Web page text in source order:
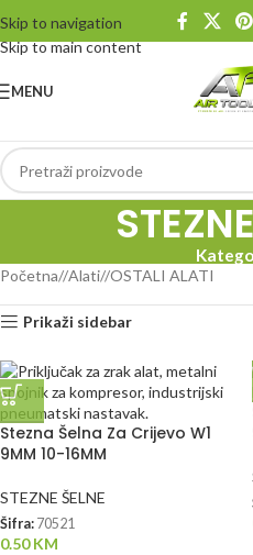
Skip to navigation
Skip to main content
MENU
Početna/ Alati/ OSTALI ALATI
Prikaži sidebar
Stezna Šelna Za Crijevo W1
9MM 10-16MM
STEZNE ŠELNE
Šifra: 70521
0.50KM